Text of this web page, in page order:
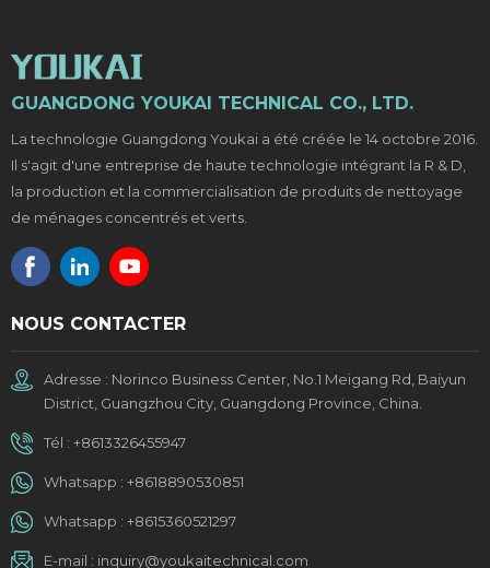
GUANGDONG YOUKAI TECHNICAL CO., LTD.
La technologie Guangdong Youkai a été créée le 14 octobre 2016.
Il s'agit d'une entreprise de haute technologie intégrant la R & D,
la production et la commercialisation de produits de nettoyage
de ménages concentrés et verts.
NOUS CONTACTER
Adresse : Norinco Business Center, No.1 Meigang Rd, Baiyun
District, Guangzhou City, Guangdong Province, China.
Tél : +8613326455947
Whatsapp : +8618890530851
Whatsapp : +8615360521297
E-mail : inquiry@youkaitechnical.com